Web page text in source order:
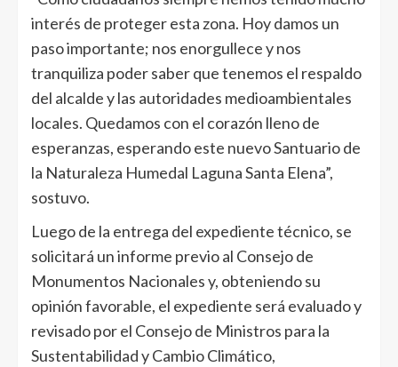
interés de proteger esta zona. Hoy damos un
paso importante; nos enorgullece y nos
tranquiliza poder saber que tenemos el respaldo
del alcalde y las autoridades medioambientales
locales. Quedamos con el corazón lleno de
esperanzas, esperando este nuevo Santuario de
la Naturaleza Humedal Laguna Santa Elena”,
sostuvo.
Luego de la entrega del expediente técnico, se
solicitará un informe previo al Consejo de
Monumentos Nacionales y, obteniendo su
opinión favorable, el expediente será evaluado y
revisado por el Consejo de Ministros para la
Sustentabilidad y Cambio Climático,